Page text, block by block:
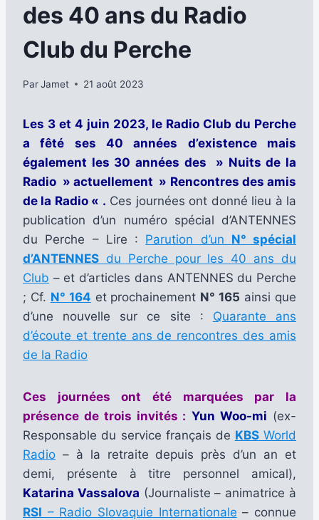
des 40 ans du Radio
Club du Perche
ParJamet 21 août 2023
Les 3 et 4 juin 2023, le Radio Club du Perche
a fêté ses 40 années d’existence mais
également les 30 années des » Nuits de la
Radio » actuellement » Rencontres des amis
de la Radio « . Ces journées ont donné lieu à la
publication d’un numéro spécial d’ANTENNES
du Perche – Lire : Parution d’un N° spécial
d’ANTENNES du Perche pour les 40 ans du
Club – et d’articles dans ANTENNES du Perche
; Cf. N° 164 et prochainement N° 165 ainsi que
d’une nouvelle sur ce site : Quarante ans
d’écoute et trente ans de rencontres des amis
de la Radio
Ces journées ont été marquées par la
présence de trois invités : Yun Woo-mi (ex-
Responsable du service français de KBSWorld
Radio – à la retraite depuis près d’un an et
demi, présente à titre personnel amical),
Katarina Vassalova (Journaliste – animatrice à
RSI – Radio Slovaquie Internationale – connue